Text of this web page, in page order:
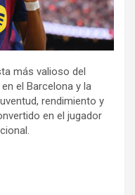
más valioso del
el Barcelona y la
rendimiento y
en el jugador